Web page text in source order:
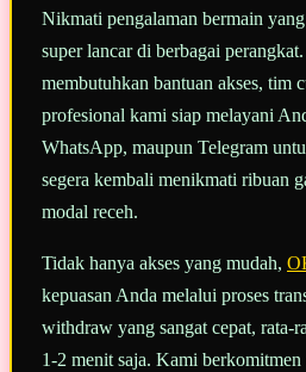
Nikmati pengalaman bermain
super lancar di berbagai
membutuhkan bantuan akses, tim
profesional kami siap melayani
WhatsApp, maupun Telegram
segera kembali menikmati ribuan
modal receh.
Tidak hanya akses yang mudah,
kepuasan Anda melalui proses
withdraw yang sangat cepat, rata-
1-2 menit saja. Kami berkomitmen